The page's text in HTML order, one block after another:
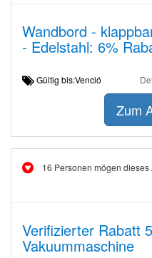
Wandbord -
- Edelstahl: 6%
Gültig bis:Venció
Zum
16 Personen mögen dieses
Verifizierter Rabatt
Vakuummaschine